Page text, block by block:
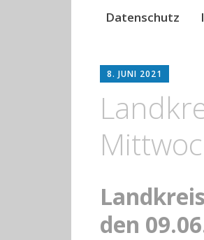
springen
Datenschutz
8. JUNI 2021
den